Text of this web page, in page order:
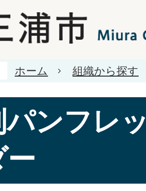
ホーム 組織から探す
ンフレ
ー